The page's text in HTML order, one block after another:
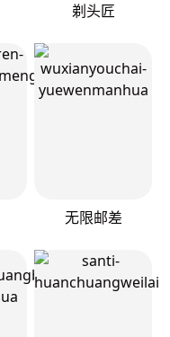
剃头匠
无限邮差